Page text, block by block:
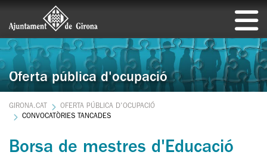
Oferta pública d'ocupació
GIRONA.CAT
OFERTA PÚBLICA D'OCUPACIÓ
CONVOCATÒRIES TANCADES
Borsa de mestres d'Educació